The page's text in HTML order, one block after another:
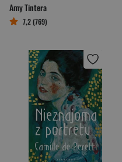
Amy Tintera
7,2 (769)